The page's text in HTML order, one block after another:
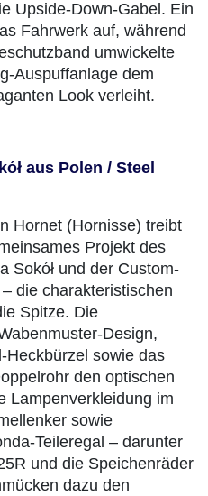
Upside-Down-Gabel. Ein
Fahrwerk auf, während
umwickelte
Auspuffanlage dem
Look verleiht.
aus Polen / Steel
Hornet (Hornisse) treibt
Projekt des
Sokół und der Custom-
die charakteristischen
Spitze. Die
Design,
Heckbürzel sowie das
den optischen
Lampenverkleidung im
sowie
Teileregal – darunter
und die Speichenräder
dazu den